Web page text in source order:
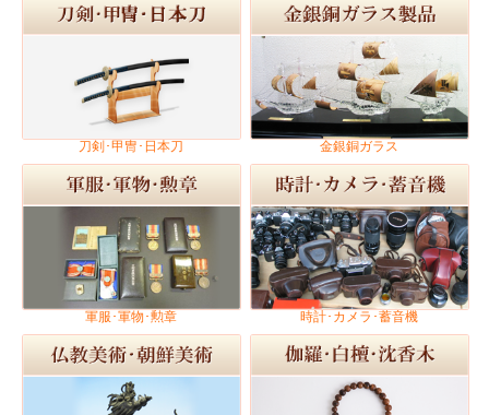
刀剣･甲冑･日本刀 金銀銅ガラス
軍服･軍物･勲章 時計･カメラ･蓄音機